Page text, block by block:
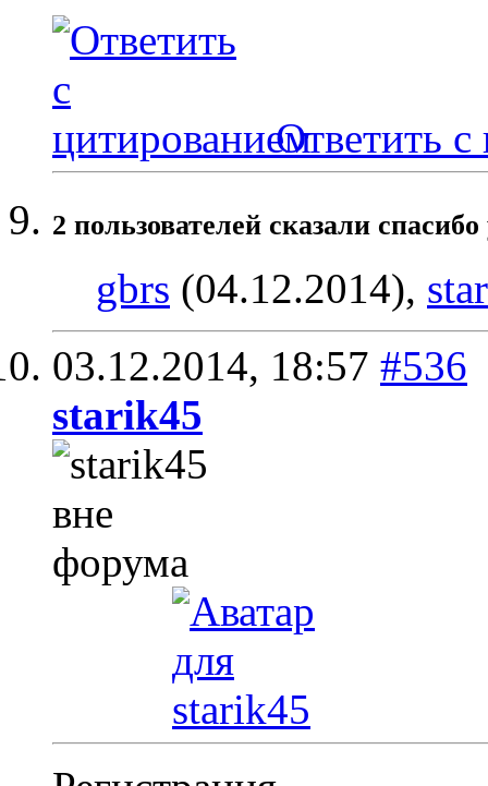
Ответить с
2 пользователей сказали
gbrs (04.12.2014),
03.12.2014, 18:57 #536
starik45